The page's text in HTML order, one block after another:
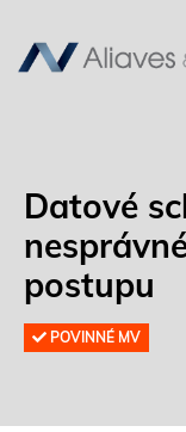
Datové
postupu
POVINNÉ MV